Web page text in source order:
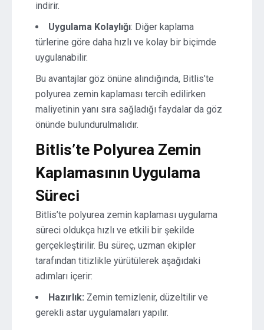
indirir.
Uygulama Kolaylığı: Diğer kaplama
türlerine göre daha hızlı ve kolay bir biçimde
uygulanabilir.
Bu avantajlar göz önüne alındığında, Bitlis’te
polyurea zemin kaplaması tercih edilirken
maliyetinin yanı sıra sağladığı faydalar da göz
önünde bulundurulmalıdır.
Bitlis’te Polyurea Zemin
Kaplamasının Uygulama
Süreci
Bitlis’te polyurea zemin kaplaması uygulama
süreci oldukça hızlı ve etkili bir şekilde
gerçekleştirilir. Bu süreç, uzman ekipler
tarafından titizlikle yürütülerek aşağıdaki
adımları içerir:
Hazırlık: Zemin temizlenir, düzeltilir ve
gerekli astar uygulamaları yapılır.